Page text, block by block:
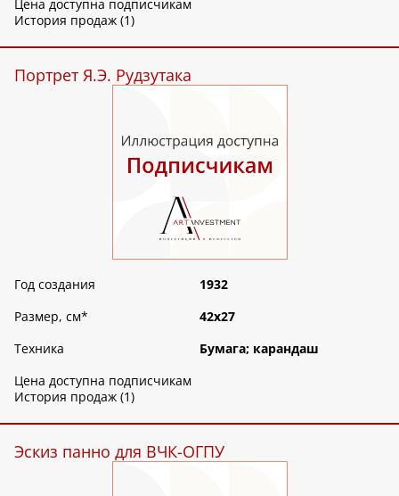
Цена доступна подписчикам
История продаж (1)
Портрет Я.Э. Рудзутака
Год создания
1932
Размер, см*
42х27
Техника
Бумага; карандаш
Цена доступна подписчикам
История продаж (1)
Эскиз панно для ВЧК-ОГПУ